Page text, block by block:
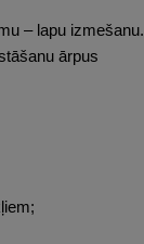
– lapu izmešanu.
ārpus